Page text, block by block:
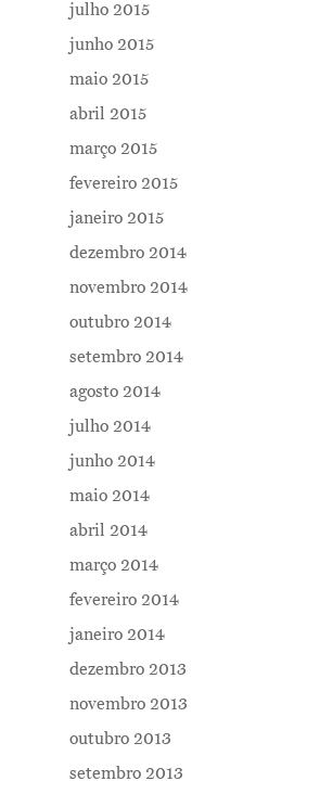
julho 2015
junho 2015
maio 2015
abril 2015
março 2015
fevereiro 2015
janeiro 2015
dezembro 2014
novembro 2014
outubro 2014
setembro 2014
agosto 2014
julho 2014
junho 2014
maio 2014
abril 2014
março 2014
fevereiro 2014
janeiro 2014
dezembro 2013
novembro 2013
outubro 2013
setembro 2013